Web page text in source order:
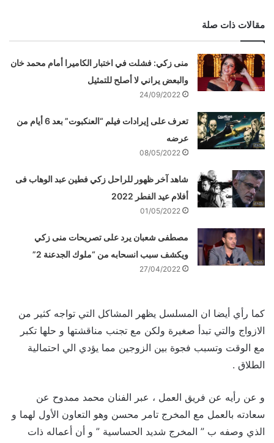
مقالات ذات صلة
منى زكي: فشلت في اختبار الكاميرا أمام محمد خان
والبعض يراني لا أصلح للتمثيل
24/09/2022
تعرف على إيرادات فيلم “العنكبوت” بعد 6 أيام من
عرضه
08/05/2022
شاهد آخر ظهور للراحل زكي فطين عبد الوهاب فى
أفلام عيد الفطر 2022
01/05/2022
مصطفى شعبان يرد على تصريحات منى زكي
ويكشف سبب انسحابه من “ملوك الجدعنة 2”
27/04/2022
كما رأي أيضا ان المسلسل يظهر المشاكل التي تواجه كثير من
الازواج والتي تبدأ صغيرة ولكن مع تجنب مناقشتها و حلها تكبر
مع الوقت وتسبب فجوة بين الزوجين مما يؤدي الي احتمالية
الطلاق .
و عن رأيه عن فريق العمل ، عبر الفنان محمد ممدوح عن
سعادته بالعمل مع المخرج تامر محسن وهو التعاون الأول لهما و
الذي وصفه ب ” المخرج شديد الحساسية ” و أن أعماله ذات